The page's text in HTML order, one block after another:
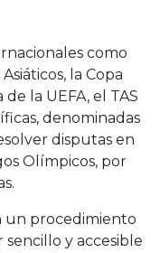
como
la Copa
la UEFA, el TAS
denominadas
disputas en
Olímpicos, por
un procedimiento
sencillo y accesible